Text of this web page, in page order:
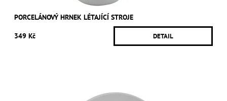
PORCELÁNOVÝ HRNEK LÉTAJÍCÍ STROJE
349 Kč DETAIL